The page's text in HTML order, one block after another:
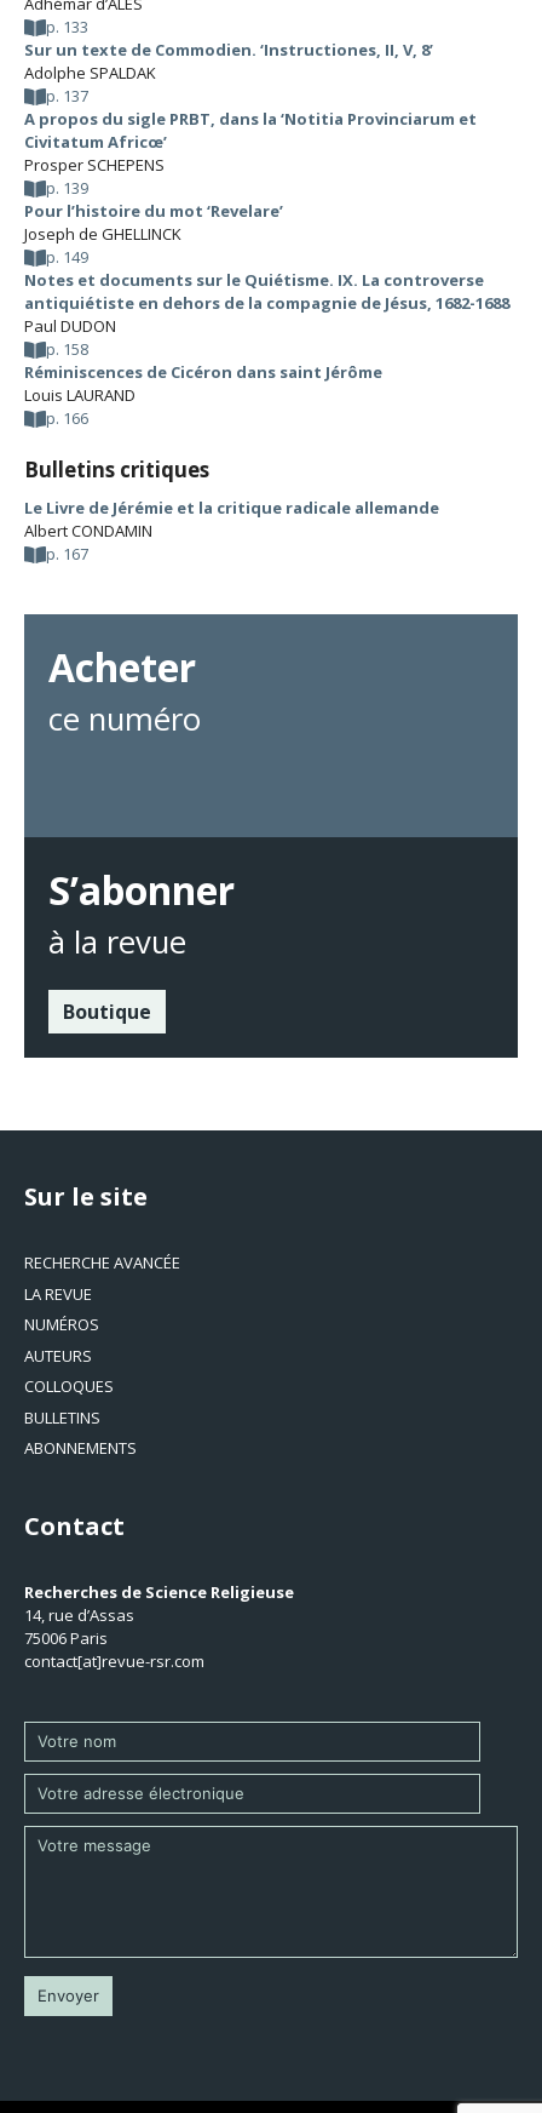
p. 133
Sur un texte de Commodien. ‘Instructiones, II, V, 8’
Adolphe SPALDAK
p. 137
A propos du sigle PRBT, dans la ‘Notitia Provinciarum et
Civitatum Africœ’
Prosper SCHEPENS
p. 139
Pour l’histoire du mot ‘Revelare’
Joseph de GHELLINCK
p. 149
Notes et documents sur le Quiétisme. IX. La controverse
antiquiétiste en dehors de la compagnie de Jésus, 1682-1688
Paul DUDON
p. 158
Réminiscences de Cicéron dans saint Jérôme
Louis LAURAND
p. 166
Bulletins critiques
Le Livre de Jérémie et la critique radicale allemande
Albert CONDAMIN
p. 167
Acheter
ce numéro
S’abonner
à la revue
Boutique
Sur le site
RECHERCHE AVANCÉE
LA REVUE
NUMÉROS
AUTEURS
COLLOQUES
BULLETINS
ABONNEMENTS
Contact
Recherches de Science Religieuse
14, rue d’Assas
75006 Paris
contact[at]revue-rsr.com